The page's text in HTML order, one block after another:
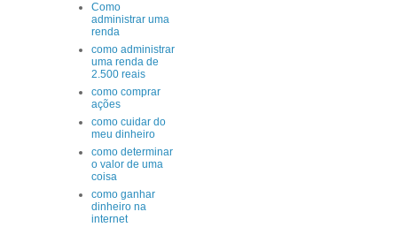
Como
administrar uma
renda
como administrar
uma renda de
2.500 reais
como comprar
ações
como cuidar do
meu dinheiro
como determinar
o valor de uma
coisa
como ganhar
dinheiro na
internet